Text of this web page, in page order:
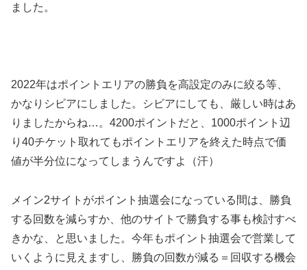
ました。
2022年はポイントエリアの勝負を高設定のみに絞る等、
かなりシビアにしました。
シビアにしても、厳しい時はあ
りましたからね…。 4200ポイントだと、1000ポイント辺
り40チケット取れてもポイントエリアを終えた時点で価
値が半分位になってしまうんですよ（汗）
メイン2サイトがポイント抽選会になっている間は、勝負
する回数を減らすか、他のサイトで勝負する事も検討すべ
きかな、と思いました。 今年もポイント抽選会で営業して
いくように見えますし、勝負の回数が減る＝回収する機会